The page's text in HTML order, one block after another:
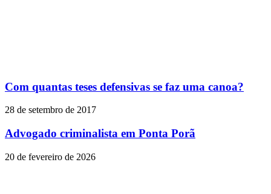
Com quantas teses defensivas se faz uma canoa?
28 de setembro de 2017
Advogado criminalista em Ponta Porã
20 de fevereiro de 2026